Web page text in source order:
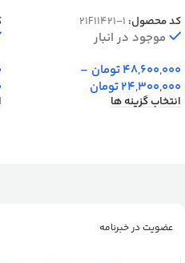
کد محصول: 21F11421-1
موجود در انبار
48,600,000تومان –
24,300,000تومان
انتخاب گزینه ها
عضویت در خبرنامه